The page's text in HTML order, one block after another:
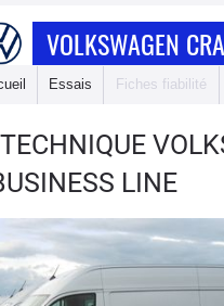
VOLKSWAGEN
Essais Fiches fiabilité
LINE